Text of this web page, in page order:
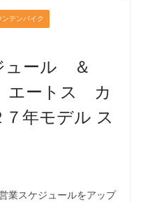
ンテンバイク
ュール ＆
エートス カ
７年モデル ス
業スケジュールをアップ